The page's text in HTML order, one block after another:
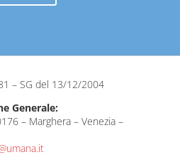
– SG del 13/12/2004
Generale:
– Marghera – Venezia –